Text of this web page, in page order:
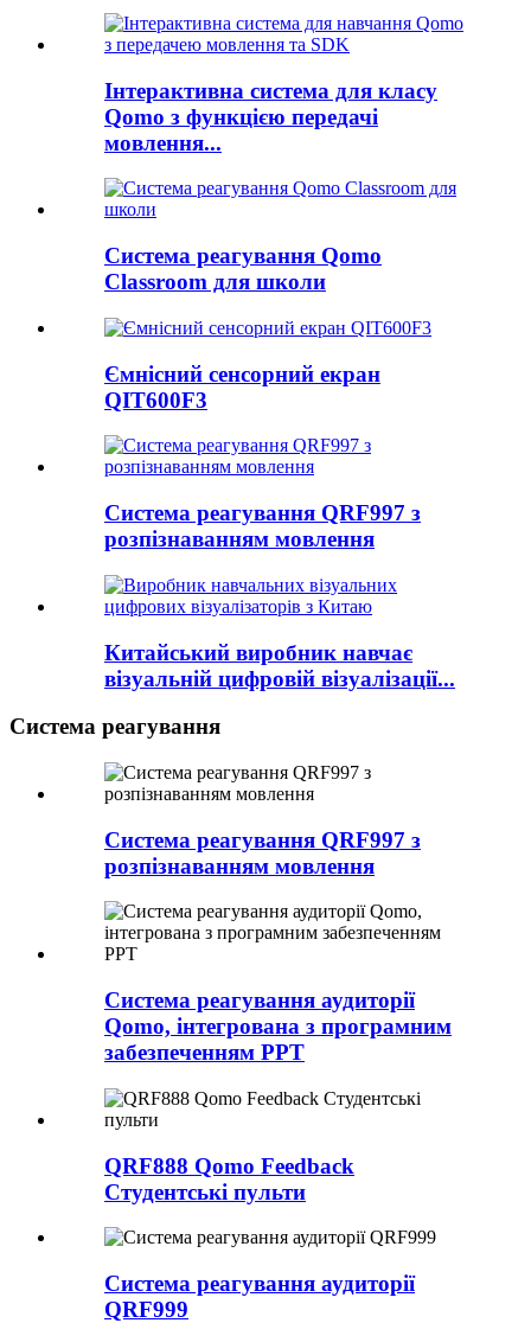
Інтерактивна система для класу
Qomo з функцією передачі
мовлення...
Система реагування Qomo
Classroom для школи
Ємнісний сенсорний екран
QIT600F3
Система реагування QRF997 з
розпізнаванням мовлення
Китайський виробник навчає
візуальній цифровій візуалізації...
Система реагування
Система реагування QRF997 з
розпізнаванням мовлення
Система реагування аудиторії
Qomo, інтегрована з програмним
забезпеченням PPT
QRF888 Qomo Feedback
Студентські пульти
Система реагування аудиторії
QRF999